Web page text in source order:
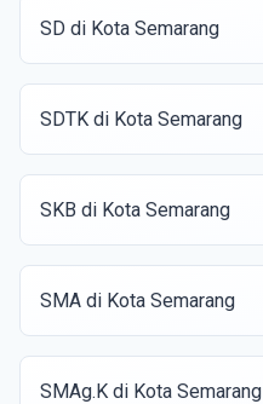
SD di Kota Semarang
SDTK di Kota Semarang
SKB di Kota Semarang
SMA di Kota Semarang
SMAg.K di Kota Semarang